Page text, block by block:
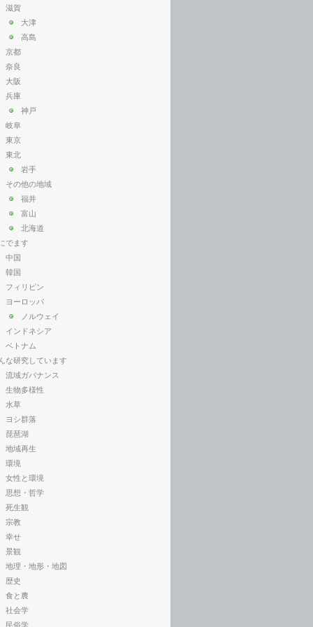
滋賀
大津
高島
京都
奈良
大阪
兵庫
神戸
岐阜
東京
東北
岩手
その他の地域
福井
富山
北海道
でます
中国
韓国
フィリピン
ヨーロッパ
ノルウェイ
インドネシア
ベトナム
な研究しています
流域ガバナンス
生物多様性
水草
ヨシ群落
琵琶湖
地域再生
環境
女性と環境
思想・哲学
死生観
宗教
幸せ
景観
地理・地形・地図
歴史
食と農
社会学
民俗学